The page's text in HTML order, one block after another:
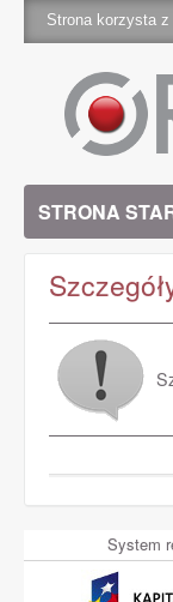
Strona korzysta
STRONA
System